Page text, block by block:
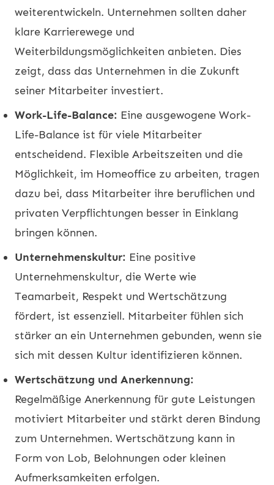
weiterentwickeln. Unternehmen sollten daher
klare Karrierewege und
Weiterbildungsmöglichkeiten anbieten. Dies
zeigt, dass das Unternehmen in die Zukunft
seiner Mitarbeiter investiert.
Work-Life-Balance: Eine ausgewogene Work-
Life-Balance ist für viele Mitarbeiter
entscheidend. Flexible Arbeitszeiten und die
Möglichkeit, im Homeoffice zu arbeiten, tragen
dazu bei, dass Mitarbeiter ihre beruflichen und
privaten Verpflichtungen besser in Einklang
bringen können.
Unternehmenskultur: Eine positive
Unternehmenskultur, die Werte wie
Teamarbeit, Respekt und Wertschätzung
fördert, ist essenziell. Mitarbeiter fühlen sich
stärker an ein Unternehmen gebunden, wenn sie
sich mit dessen Kultur identifizieren können.
Wertschätzung und Anerkennung:
Regelmäßige Anerkennung für gute Leistungen
motiviert Mitarbeiter und stärkt deren Bindung
zum Unternehmen. Wertschätzung kann in
Form von Lob, Belohnungen oder kleinen
Aufmerksamkeiten erfolgen.